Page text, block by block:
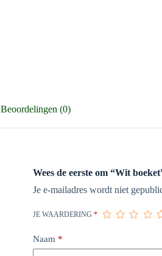
Beoordelingen (0)
Wees de eerste om “Wit
Je e-mailadres wordt niet
JE WAARDERING *
Naam *